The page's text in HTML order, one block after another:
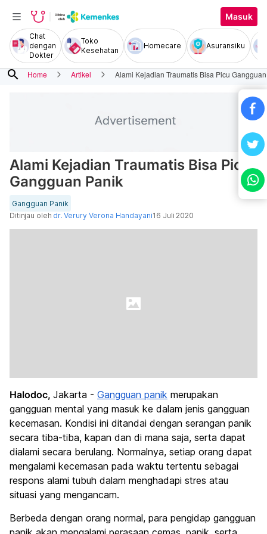
Masuk
Chat
dengan
Dokter
Toko
Kesehatan
Homecare Asuransiku
search Home Artikel Alami Kejadian Traumatis Bisa Picu
Alami Kejadian Traumatis Bisa Picu
Gangguan Panik
Gangguan Panik
Ditinjau oleh dr. Verury Verona Handayani16 Juli 2020
Halodoc, Jakarta - Gangguan panik merupakan
gangguan mental yang masuk ke dalam jenis gangguan
kecemasan. Kondisi ini ditandai dengan serangan panik
secara tiba-tiba, kapan dan di mana saja, serta dapat
dialami secara berulang. Normalnya, setiap orang dapat
mengalami kecemasan pada waktu tertentu sebagai
respons alami tubuh dalam menghadapi stres atau
situasi yang mengancam.
Berbeda dengan orang normal, para pengidap gangguan